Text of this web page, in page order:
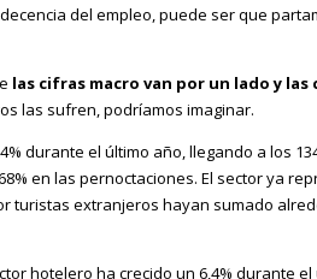
del empleo, puede ser que
las cifras macro van por un lado y las
las sufren, podríamos imaginar.
durante el último año, llegando a los
en las pernoctaciones. El sector ya
turistas extranjeros hayan sumado
hotelero ha crecido un 6,4% durante